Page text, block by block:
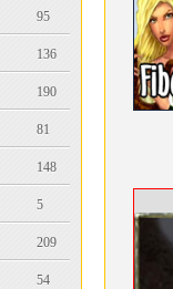
95
136
190
81
148
5
209
54